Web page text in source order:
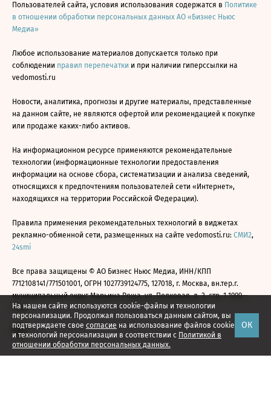
На нашем сайте используются cookie-файлы и технологии
персонализации. Продолжая пользоваться данным сайтом, вы
подтверждаете свое согласие на использование файлов cookie
и технологий персонализации в соответствии с Политикой в
отношении обработки персональных данных.
ОК
Пользователей сайта, условия использования содержатся в Политике
в отношении обработки персональных данных АО «Бизнес Ньюс
Медиа»
Любое использование материалов допускается только при
соблюдении правил перепечатки и при наличии гиперссылки на
vedomosti.ru
Новости, аналитика, прогнозы и другие материалы, представленные
на данном сайте, не являются офертой или рекомендацией к покупке
или продаже каких-либо активов.
На информационном ресурсе применяются рекомендательные
технологии (информационные технологии предоставления
информации на основе сбора, систематизации и анализа сведений,
относящихся к предпочтениям пользователей сети «Интернет»,
находящихся на территории Российской Федерации).
Правила применения рекомендательных технологий в виджетах
рекламно-обменной сети, размещенных на сайте vedomosti.ru: СМИ2,
24smi
Все права защищены © АО Бизнес Ньюс Медиа, ИНН/КПП
7712108141/771501001, ОГРН 1027739124775, 127018, г. Москва, вн.тер.г.
муниципальный округ Марьина Роща, ул. Полковая, д. 3, стр. 1 1999—
2026